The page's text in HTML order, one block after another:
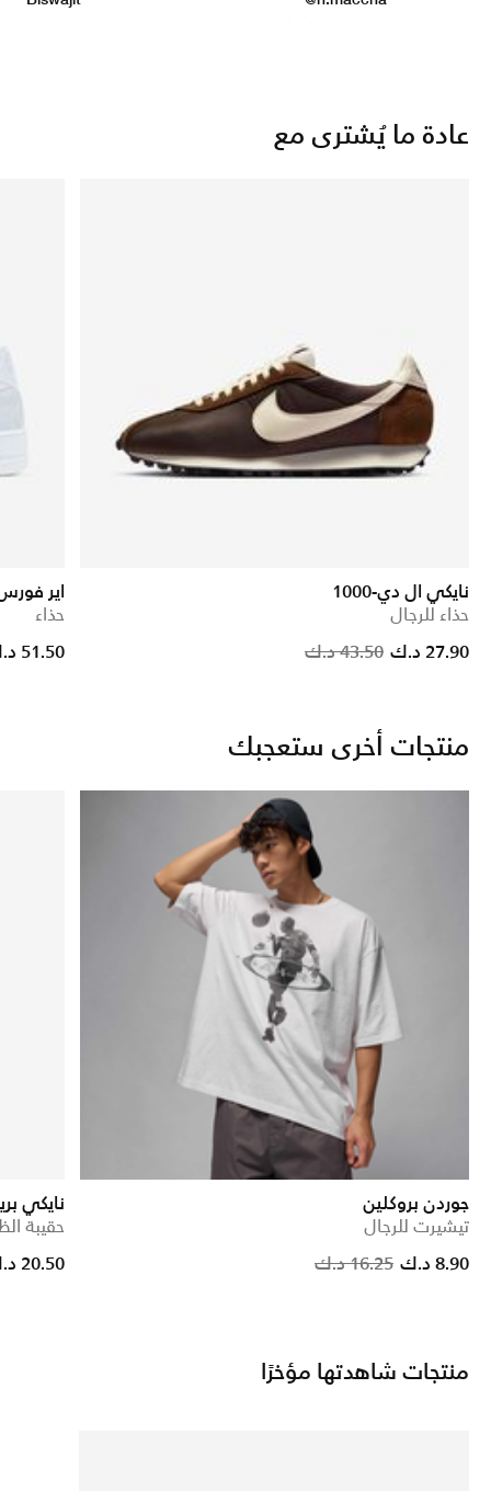
عادة ما يُشترى مع
نايكي ال دي-1000
حذاء للرجال
43.50 د.ك 27.90 د.ك
اير فورس 1
حذاء
51.50 د.ك
منتجات أخرى ستعجبك
جوردن بروكلين
تيشيرت للرجال
16.25 د.ك 8.90 د.ك
نايكي
حقيبة الظهر
20.50 د.ك
منتجات شاهدتها مؤخرًا